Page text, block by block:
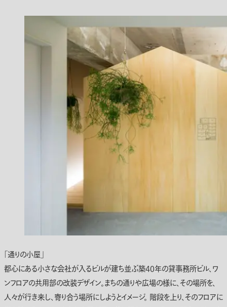
「通りの小屋」
都心にある小さな会社が入るビルが建ち並ぶ築40年の貸事務所ビル、ワ
ンフロアの共用部の改装デザイン。まちの通りや広場の様に、その場所を、
人々が行き来し、寄り合う場所にしようとイメージ。 階段を上り、そのフロアに